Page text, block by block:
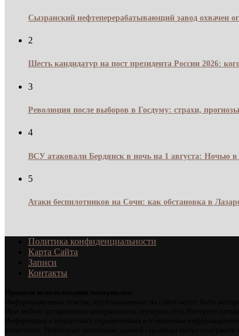
Сызранский нефтеперерабатывающий завод охвачен
2
Шесть кандидатур на пост президента России 2026:
3
Революция после выборов в Госдуму: страхи,
4
ВСУ атаковали Бердянск в ночь на 1 августа: Ночью
5
Атаки беспилотников на Сочи: как обстановка в
Политика конфиденциальности
Карта Сайта
Записи
Контакты